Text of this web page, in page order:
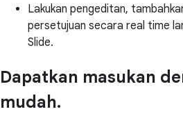
Lakukan pengeditan,
persetujuan secara real time
Slide.
Dapatkan masukan
mudah.